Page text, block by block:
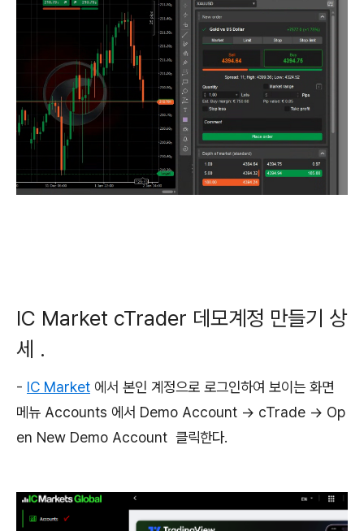
IC Market cTrader 데모계정 만들기 상
세 .
- IC Market 에서 본인 계정으로 로그인하여 보이는 화면
메뉴 Accounts 에서 Demo Account -> cTrade -> Op
en New Demo Account 클릭한다.